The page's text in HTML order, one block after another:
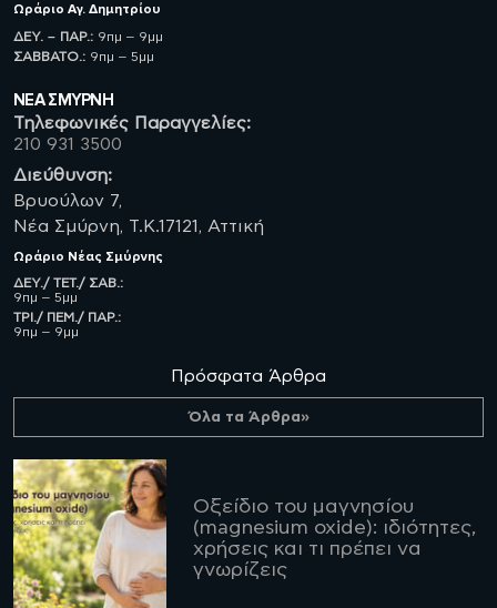
Ωράριο Αγ. Δημητρίου
ΔΕΥ. – ΠΑΡ.: 9πμ – 9μμ
ΣΑΒBATO.: 9πμ – 5μμ
ΝΈΑ ΣΜΥΡΝΗ
Τηλεφωνικές Παραγγελίες:
210 931 3500
Διεύθυνση:
Βρυούλων 7,
Νέα Σμύρνη, Τ.Κ.17121, Αττική
Ωράριο Νέας Σμύρνης
ΔΕΥ./ ΤΕΤ./ ΣΑΒ.:
9πμ – 5μμ
ΤΡΙ./ ΠΕΜ./ ΠΑΡ.:
9πμ – 9μμ
Πρόσφατα Άρθρα
Όλα τα Άρθρα»
Οξείδιο του μαγνησίου
(magnesium oxide): ιδιότητες,
χρήσεις και τι πρέπει να
γνωρίζεις